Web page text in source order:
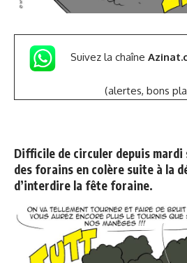
Suivez la chaîne
(alertes, bons
Difficile de circuler depuis mardi
des forains en colère suite à la
d’interdire la fête foraine.